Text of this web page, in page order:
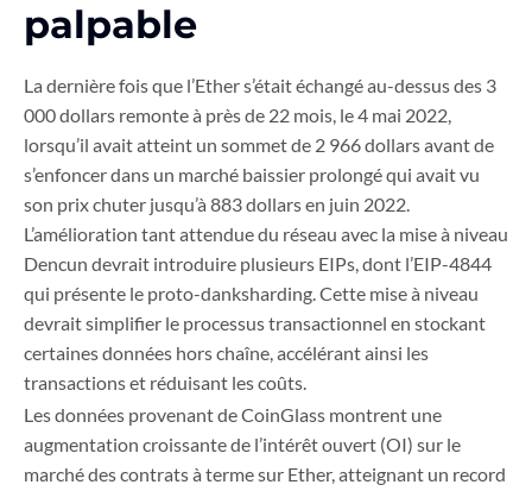
palpable
La dernière fois que l’Ether s’était échangé au-dessus des 3
000 dollars remonte à près de 22 mois, le 4 mai 2022,
lorsqu’il avait atteint un sommet de 2 966 dollars avant de
s’enfoncer dans un marché baissier prolongé qui avait vu
son prix chuter jusqu’à 883 dollars en juin 2022.
L’amélioration tant attendue du réseau avec la mise à niveau
Dencun devrait introduire plusieurs EIPs, dont l’EIP-4844
qui présente le proto-danksharding. Cette mise à niveau
devrait simplifier le processus transactionnel en stockant
certaines données hors chaîne, accélérant ainsi les
transactions et réduisant les coûts.
Les données provenant de CoinGlass montrent une
augmentation croissante de l’intérêt ouvert (OI) sur le
marché des contrats à terme sur Ether, atteignant un record